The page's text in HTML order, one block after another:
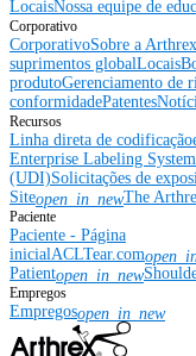
LocaisNossa equipe de
Corporativo
CorporativoSobre a Arthrex
suprimentos globalLocais
produtoGerenciamento de
conformidadePatentes
Recursos
Linha direta de codificação
Enterprise Labeling
(UDI)Solicitações de
Siteopen_in_newThe
Paciente
Paciente - Página
inicialACLTear.com
Patientopen_in_new
Empregos
Empregosopen_in_new